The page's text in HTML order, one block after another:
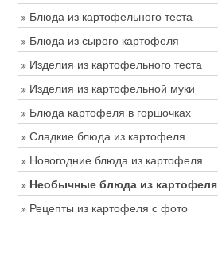
Блюда из картофельного теста
Блюда из сырого картофеля
Изделия из картофельного теста
Изделия из картофельной муки
Блюда картофеля в горшочках
Сладкие блюда из картофеля
Новогодние блюда из картофеля
Необычные блюда из картофеля
Рецепты из картофеля с фото